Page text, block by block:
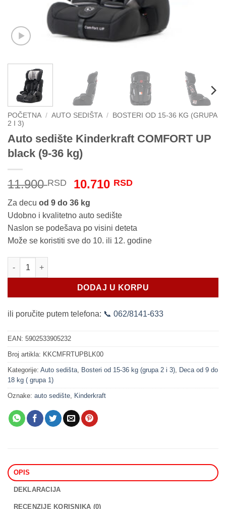
POČETNA / AUTO SEDIŠTA /
BOSTERI OD 15-36 KG (GRUPA
2 I 3)
Auto sedište Kinderkraft COMFORT UP
black (9-36 kg)
11.900RSD
Originalna
je
bila:
11.900 RSD.
10.710 RSDTrenutna
Za decu od 9 do 36 kg
Udobno i kvalitetno auto sedište
Naslon se podešava po visini deteta
Može se koristiti sve do 10. ili 12. godine
Auto sedište Kinderkraft COMFORT UP black (9-36 kg) količina
DODAJ U KORPU
ili poručite putem telefona: 📞 062/8141-633
EAN: 5902533905232
Broj artikla: KKCMFRTUPBLK00
Kategorije: Auto sedišta, Bosteri od 15-36 kg (grupa 2 i 3), Deca od 9 do
18 kg ( grupa 1)
Oznake: auto sedište, Kinderkraft
OPIS
DEKLARACIJA
RECENZIJE KORISNIKA (0)